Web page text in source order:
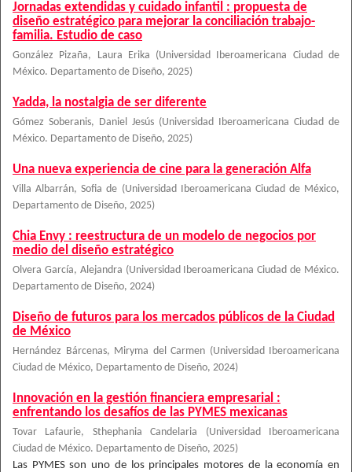
Jornadas extendidas y cuidado infantil : propuesta de
diseño estratégico para mejorar la conciliación trabajo-
familia. Estudio de caso
González Pizaña, Laura Erika (Universidad Iberoamericana Ciudad de
México. Departamento de Diseño, 2025)
Yadda, la nostalgia de ser diferente
Gómez Soberanis, Daniel Jesús (Universidad Iberoamericana Ciudad de
México. Departamento de Diseño, 2025)
Una nueva experiencia de cine para la generación Alfa
Villa Albarrán, Sofia de (Universidad Iberoamericana Ciudad de México,
Departamento de Diseño, 2025)
Chia Envy : reestructura de un modelo de negocios por
medio del diseño estratégico
Olvera García, Alejandra (Universidad Iberoamericana Ciudad de México.
Departamento de Diseño, 2024)
Diseño de futuros para los mercados públicos de la Ciudad
de México
Hernández Bárcenas, Miryma del Carmen (Universidad Iberoamericana
Ciudad de México, Departamento de Diseño, 2024)
Innovación en la gestión financiera empresarial :
enfrentando los desafíos de las PYMES mexicanas
Tovar Lafaurie, Sthephania Candelaria (Universidad Iberoamericana
Ciudad de México. Departamento de Diseño, 2025)
Las PYMES son uno de los principales motores de la economía en